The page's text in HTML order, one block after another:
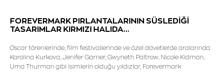
FOREVERMARK PIRLANTALARININ SÜSLEDİĞİ
TASARIMLAR KIRMIZI HALIDA...
Oscar törenlerinde, film festivallerinde ve özel davetlerde aralarında
Karolina Kurkova, Jenifer Garner, Gwyneth Paltrow, Nicole Kidman,
Uma Thurman gibi isimlerin olduğu yıldızlar, Forevermark